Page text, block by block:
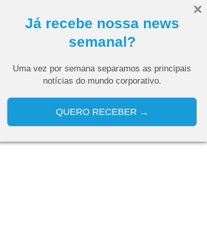
Já recebe nossa news
semanal?
Uma vez por semana separamos as principais
notícias do mundo corporativo.
QUERO RECEBER →
Curso de IA